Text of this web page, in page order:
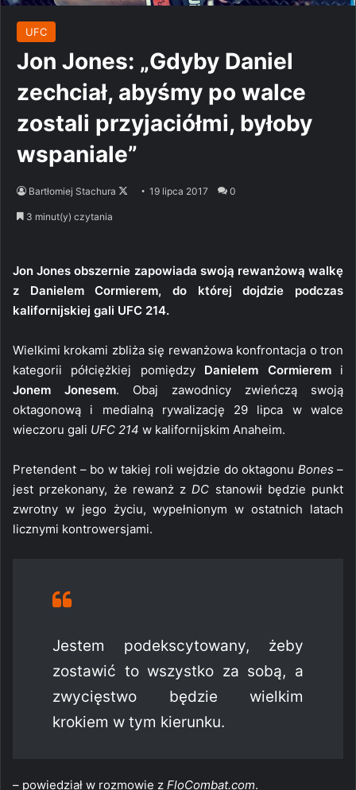
UFC
Jon Jones: „Gdyby Daniel
zechciał, abyśmy po walce
zostali przyjaciółmi, byłoby
wspaniale”
Bartłomiej Stachura
Follow19 lipca 2017 0
3 minut(y) czytania
Jon Jones obszernie zapowiada swoją rewanżową walkę
z Danielem Cormierem, do której dojdzie podczas
kalifornijskiej gali UFC 214.
Wielkimi krokami zbliża się rewanżowa konfrontacja o tron
kategorii półciężkiej pomiędzy Danielem Cormieremi
Jonem Jonesem. Obaj zawodnicy zwieńczą swoją
oktagonową i medialną rywalizację 29 lipca w walce
wieczoru gali UFC 214 w kalifornijskim Anaheim.
Pretendent – bo w takiej roli wejdzie do oktagonu Bones –
jest przekonany, że rewanż zDC stanowił będzie punkt
zwrotny w jego życiu, wypełnionym w ostatnich latach
licznymi kontrowersjami.
Jestem podekscytowany, żeby
zostawić to wszystko za sobą, a
zwycięstwo będzie wielkim
krokiem w tym kierunku.
– powiedział w rozmowie z FloCombat.com.